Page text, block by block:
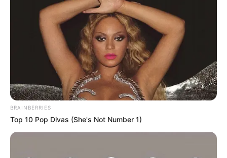
YOUTUBE
EMAIL ΑΚΟΛΟΥΘΉΣΤΕ
BRAINBERRIES
Top 10 Pop Divas (She's Not Number 1)